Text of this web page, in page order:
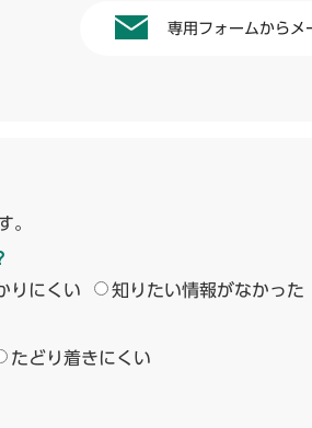
専用フォームからメ
。
りにくい 知りたい情報がなかった
たどり着きにくい